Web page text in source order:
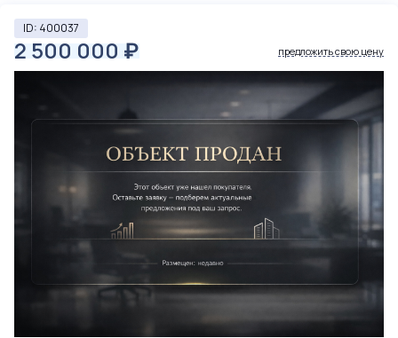
ID: 400037
2 500 000 ₽ предложить свою цену